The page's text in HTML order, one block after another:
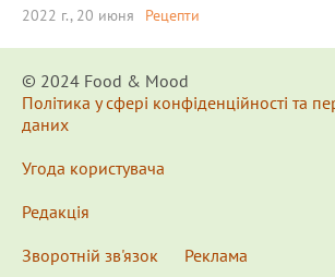
2022 г., 20 июня Рецепти
© 2024 Food & Мood
Політика у сфері конфіденційності та
даних
Угода користувача
Редакція
Зворотній зв'язок
Реклама